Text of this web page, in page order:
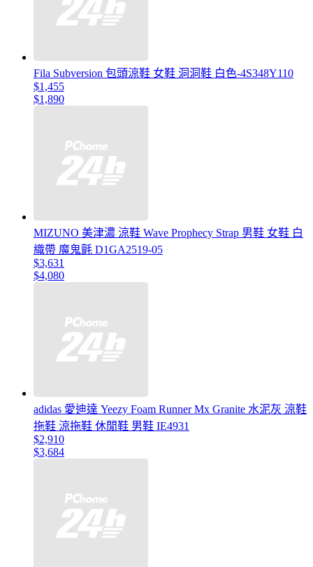
Fila Subversion 包頭涼鞋 女鞋 洞洞鞋 白色-4S348Y110
$1,455
$1,890
MIZUNO 美津濃 涼鞋 Wave Prophecy Strap 男鞋 女鞋 白
織帶 魔鬼氈 D1GA2519-05
$3,631
$4,080
adidas 愛迪達 Yeezy Foam Runner Mx Granite 水泥灰 涼鞋
拖鞋 涼拖鞋 休閒鞋 男鞋 IE4931
$2,910
$3,684